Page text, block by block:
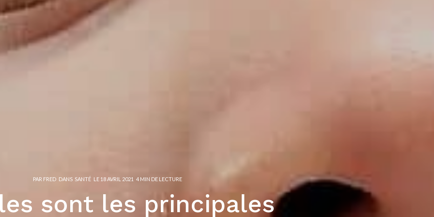
PAR FRED DANS SANTÉ LE 18 AVRIL 2021 4 MIN DE LECTURE
sont les principales